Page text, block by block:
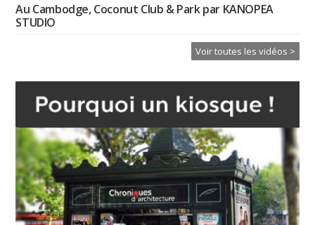
Au Cambodge, Coconut Club & Park par KANOPEA
STUDIO
Voir toutes les vidéos >